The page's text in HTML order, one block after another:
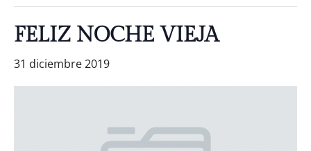
FELIZ NOCHE VIEJA
31 diciembre 2019